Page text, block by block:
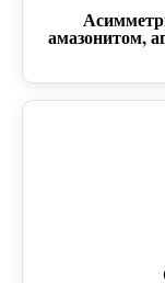
амазонитом,